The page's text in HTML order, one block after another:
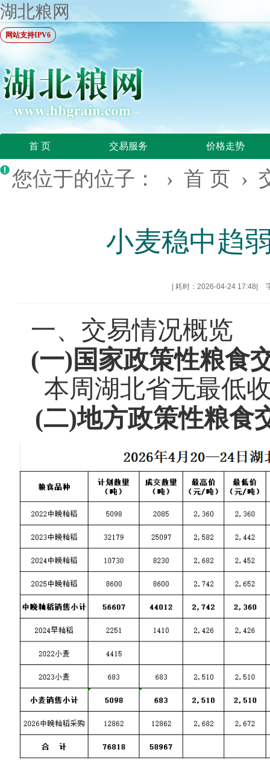
湖北粮网
网站支持IPV6
首 页 交易服务 价格走势
您位于的位子： › 首 页 ›
小麦稳中趋
耗时：2026-04-24 17:48
一、交易情况概览
(一)国家政策性粮食
本周湖北省无最低
(二)地方政策性粮食